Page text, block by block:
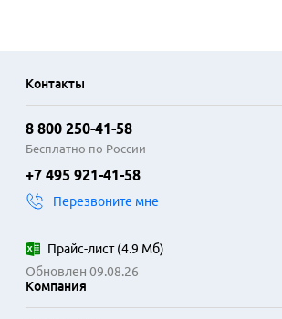
Контакты
8 800 250-41-58
Бесплатно по России
+7 495 921-41-58
Перезвоните мне
Прайс-лист(4.9 Мб)
Обновлен 09.08.26
Компания